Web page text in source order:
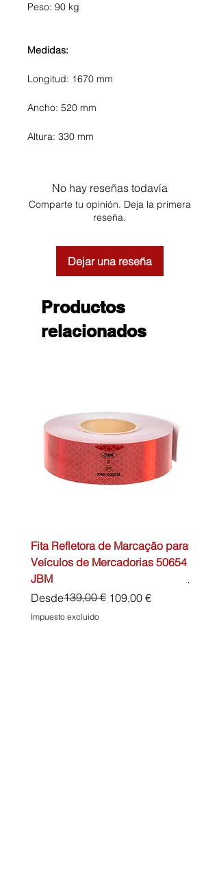
Peso: 90 kg
Medidas:
Longitud: 1670 mm
Ancho: 520 mm
Altura: 330 mm
No hay reseñas todavía
Comparte tu opinión. Deja la primera
reseña.
Dejar una reseña
Productos
relacionados
Fita Refletora de Marcação para
Veículos de Mercadorias 50654
JBM
Desde
Precio139,00 € 109,00 €
Precio de oferta
Impuesto excluido
Precio
45,00 €